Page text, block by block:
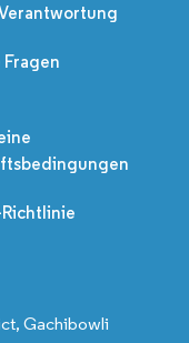
Fragen
Gachibowli